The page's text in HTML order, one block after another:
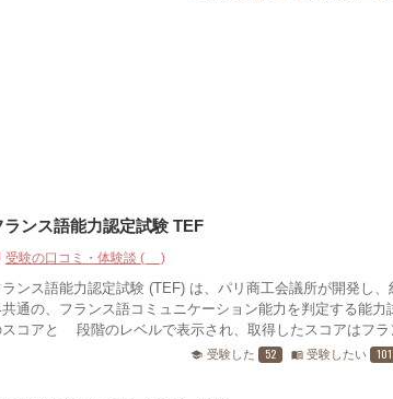
ランス語能力認定試験 TEF
受験の口コミ・体験談 (0)
ランス語能力認定試験 (TEF) は、パリ商工会議所が開発
共通の、フランス語コミュニケーション能力を判定する
コアと7段階のレベルで表示され、取得したスコアはフラ
school 受験した 52 menu_book 受験したい 101